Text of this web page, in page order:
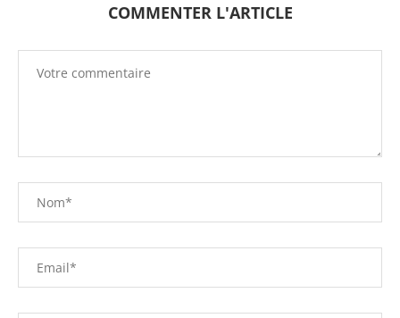
COMMENTER L'ARTICLE